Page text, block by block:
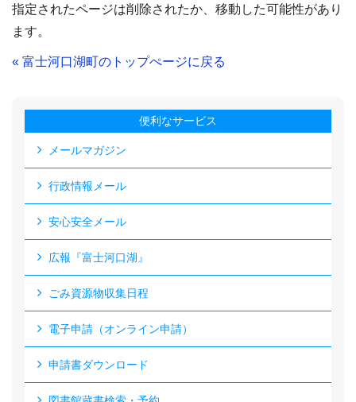
指定されたページは削除されたか、移動した可能性があり
ます。
« 富士河口湖町のトップぺージに戻る
便利なサービス
メールマガジン
行政情報メール
安心安全メール
広報『富士河口湖』
ごみ資源物収集日程
電子申請（オンライン申請）
申請書ダウンロード